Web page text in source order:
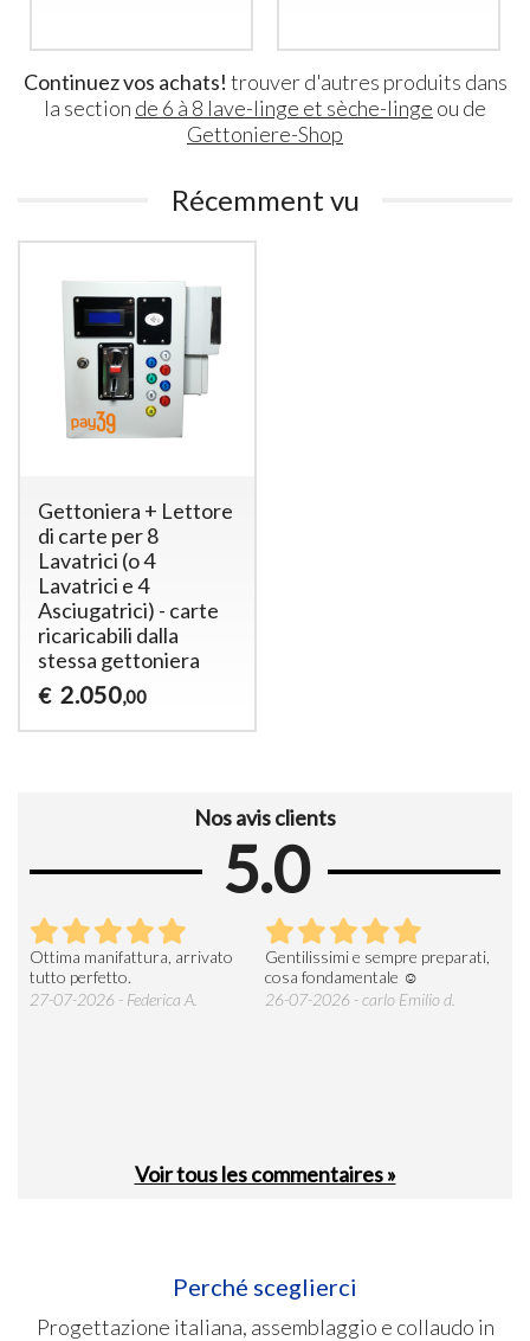
Continuez vos achats! trouver d'autres produits dans
la section de 6 à 8 lave-linge et sèche-linge ou de
Gettoniere-Shop
Récemment vu
Gettoniera + Lettore
di carte per 8
Lavatrici (o 4
Lavatrici e 4
Asciugatrici) - carte
ricaricabili dalla
stessa gettoniera
€ 2.050,00
Nos avis clients
5.0
e sempre preparati,
☺️
- carlo Emilio d.
Tutto regolare .persone
gentilissime e consegna veloce
26-07-2026 - mac3cpservice
AZIENDA DI
DEL SETTORE
ESPERIENZA
Voir tous les commentaires »
Perché sceglierci
Progettazione italiana, assemblaggio e collaudo in